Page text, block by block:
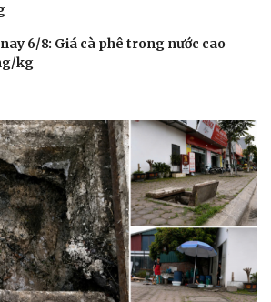
6/8: Giá cà phê trong nước cao
kg